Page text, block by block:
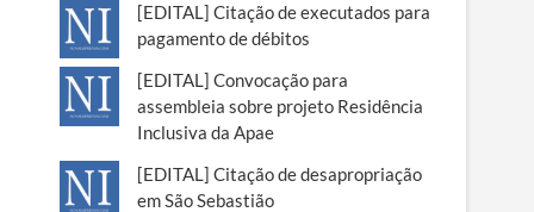
[EDITAL] Citação de executados para
pagamento de débitos
[EDITAL] Convocação para
assembleia sobre projeto Residência
Inclusiva da Apae
[EDITAL] Citação de desapropriação
em São Sebastião